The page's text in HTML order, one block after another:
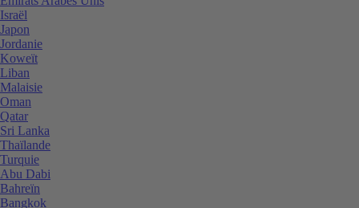
Israël
Japon
Jordanie
Koweït
Liban
Malaisie
Oman
Qatar
Sri Lanka
Thaïlande
Turquie
Abu Dabi
Bahreïn
Bangkok